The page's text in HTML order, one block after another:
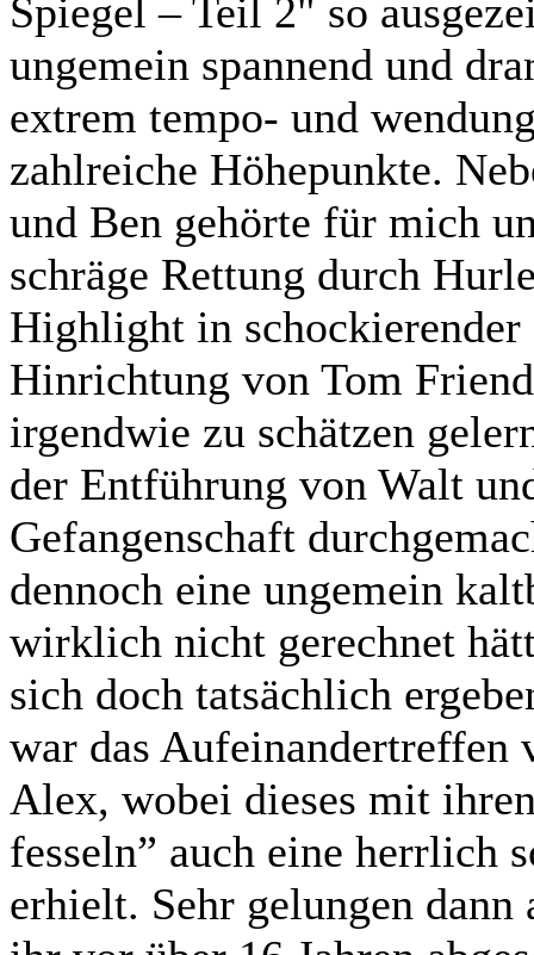
Spiegel – Teil 2" so
ungemein spannend und
extrem tempo- und
zahlreiche Höhepunkte.
und Ben gehörte für mich
schräge Rettung durch
Highlight in
Hinrichtung von Tom
irgendwie zu schätzen
der Entführung von Walt
Gefangenschaft
dennoch eine ungemein
wirklich nicht gerechnet
sich doch tatsächlich
war das Aufeinandertreffen
Alex, wobei dieses mit
fesseln” auch eine herrlich
erhielt. Sehr gelungen dann